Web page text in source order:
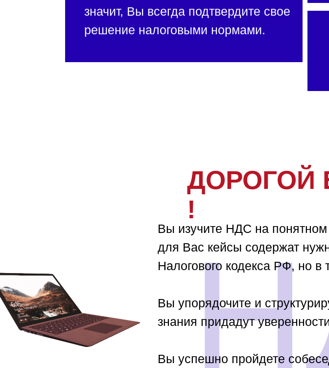
значит, Вы всегда подтвердите свое
решение налоговыми нормами.
ДОРОГОЙ
!
Вы изучите НДС на
для Вас кейсы содержат
Налогового кодекса РФ, но
Вы упорядочите и
знания придадут
Вы успешно пройдете